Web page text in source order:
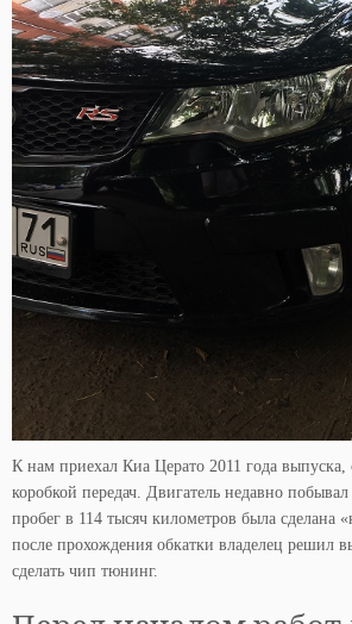
К нам приехал Киа Церато 2011 года выпуска,
коробкой передач. Двигатель недавно
пробег в 114 тысяч километров была сделана
после прохождения обкатки владелец решил
сделать чип тюнинг.